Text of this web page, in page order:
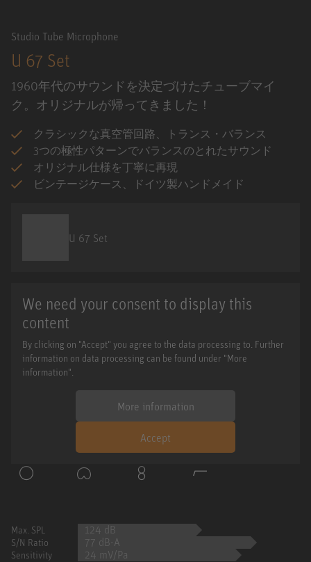
Studio Tube Microphone
U 67 Set
1960年代のサウンドを決定づけたチューブマイ
ク。オリジナルが帰ってきました！
クラシックな真空管回路、トランス・バランス
3つの極性パターンでバランスのとれたサウンド
オリジナル仕様を丁寧に再現
ビンテージケース、ドイツ製ハンドメイド
U 67 Set
We need your consent to display this
content
By clicking on "Accept" you agree to the data processing to. Further
information on data processing can be found under "More
information".
More information
Accept
Max. SPL 124 dB
S/N Ratio 77 dB-A
Sensitivity 24 mV/Pa